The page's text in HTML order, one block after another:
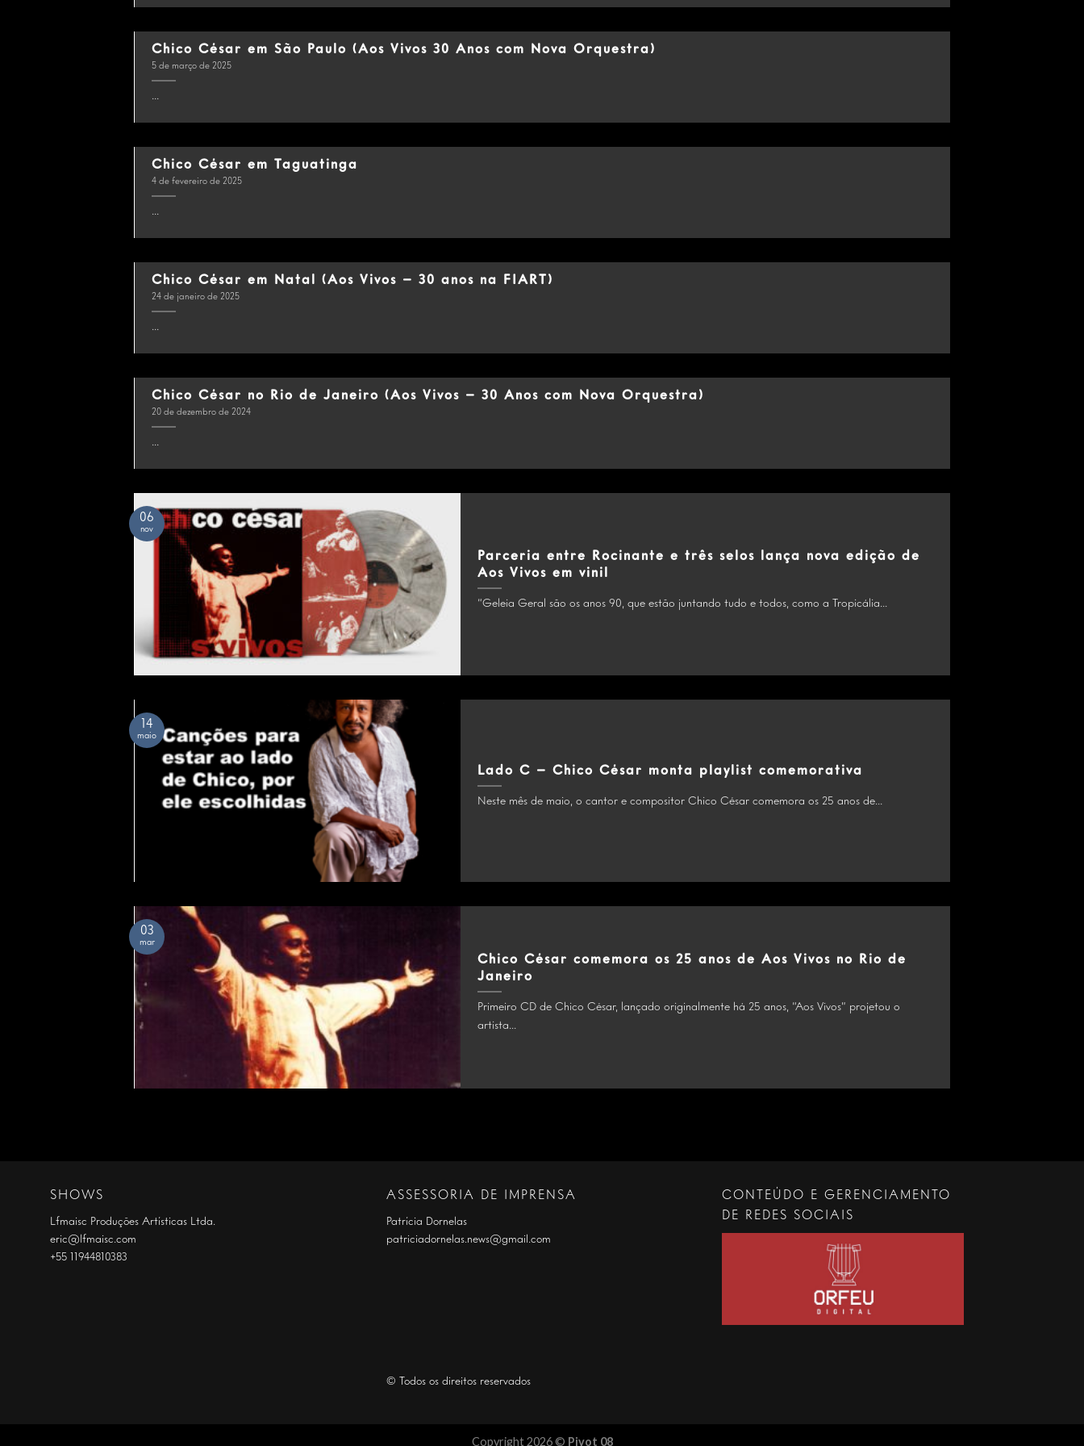
Chico César em São Paulo (Aos Vivos 30 Anos com Nova Orquestra)
5 de março de 2025
...
Chico César em Taguatinga
4 de fevereiro de 2025
...
Chico César em Natal (Aos Vivos – 30 anos na FIART)
24 de janeiro de 2025
...
Chico César no Rio de Janeiro (Aos Vivos – 30 Anos com Nova Orquestra)
20 de dezembro de 2024
...
Parceria entre Rocinante e três selos lança nova edição de
Aos Vivos em vinil
“Geleia Geral são os anos 90, que estão juntando tudo e todos, como a Tropicália...
06
nov
Lado C – Chico César monta playlist comemorativa
Neste mês de maio, o cantor e compositor Chico César comemora os 25 anos de...
14
maio
Chico César comemora os 25 anos de Aos Vivos no Rio de
Janeiro
Primeiro CD de Chico César, lançado originalmente há 25 anos, “Aos Vivos” projetou o
artista...
03
mar
SHOWS
Lfmaisc Produções Artísticas Ltda.
eric@lfmaisc.com
+55 11944810383
ASSESSORIA DE IMPRENSA
Patrícia Dornelas
patriciadornelas.news@gmail.com
© Todos os direitos reservados
CONTEÚDO E GERENCIAMENTO
DE REDES SOCIAIS
Copyright 2026 © Pivot 08